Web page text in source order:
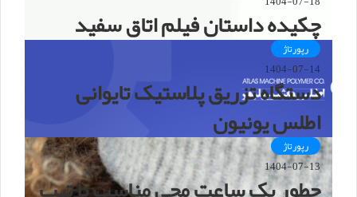
چکیده داستان فیلم اتاق سفید
رپورتاژ
1404-07-14
دستگاه تزریق پلاستیک تایوانی
اطلس یونیون
رپورتاژ
1404-07-13